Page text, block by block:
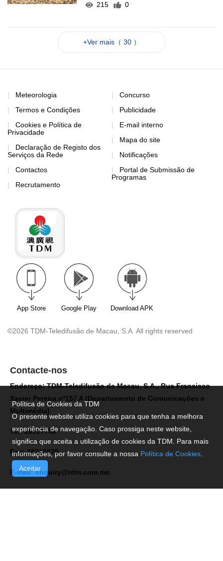
215
0
+Ver mais（ 30 ）
Meteorologia
Termos e Condições
Cookies e Política de
Privacidade
Declaração de Registo dos
Serviços da Rede
Contactos
Recrutamento
Concurso
Publicidade
E-mail interno
Mapa do site
Notificações
Portal de Submissão de
Programas
App Store Google Play Download APK
©2026 TDM-Teledifusão de Macau, S.A. All rights reserved
Contacte-nos
Endereço: TDM-Teledifusão de Macau, S.A., Rua Francisco
Xavier Pereira nº157 A (Departamento de Comunicações e
Multimédia)
Tel: 28517758
Fax: 28716579
E-mail:enquiry@tdm.com.mo
Política de Cookies da TDM
O presente website utiliza cookies para que tenha a melhora
experiência de navegação. Caso prossiga neste website,
significa que aceita a utilização de cookies da TDM. Para mais
informações, por favor consulte a nossa Política de Cookies
Aceitar